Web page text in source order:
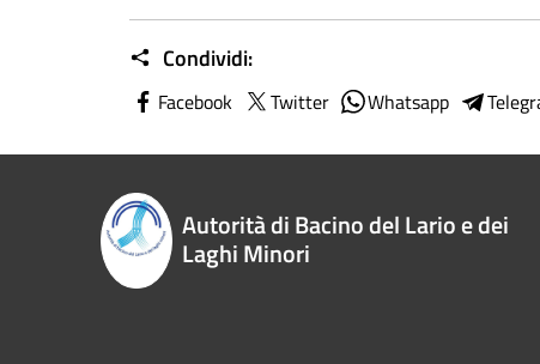
Condividi:
Facebook Twitter Whatsapp
Autorità di Bacino del Lario e dei
Laghi Minori